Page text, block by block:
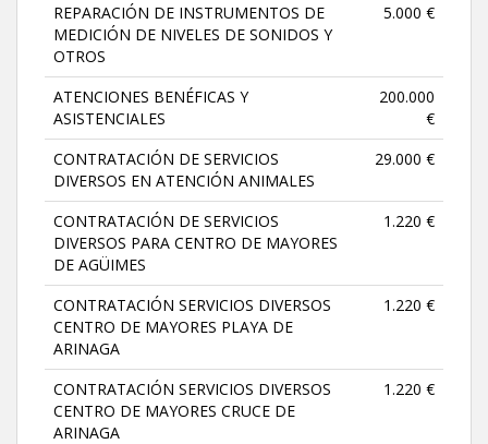
REPARACIÓN DE INSTRUMENTOS DE
MEDICIÓN DE NIVELES DE SONIDOS Y
OTROS
5.000 €
ATENCIONES BENÉFICAS Y
ASISTENCIALES
200.000
€
CONTRATACIÓN DE SERVICIOS
DIVERSOS EN ATENCIÓN ANIMALES
29.000 €
CONTRATACIÓN DE SERVICIOS
DIVERSOS PARA CENTRO DE MAYORES
DE AGÜIMES
1.220 €
CONTRATACIÓN SERVICIOS DIVERSOS
CENTRO DE MAYORES PLAYA DE
ARINAGA
1.220 €
CONTRATACIÓN SERVICIOS DIVERSOS
CENTRO DE MAYORES CRUCE DE
ARINAGA
1.220 €